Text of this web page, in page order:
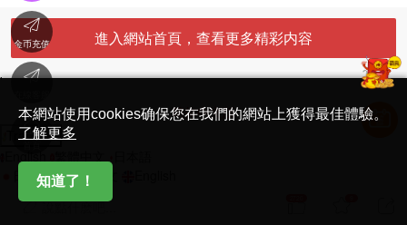
進入網站首頁，查看更多精彩内容
'
简体中文版
Translate
日本語
繁體中文
本網站使用cookies确保您在我們的網站上獲得最佳體驗。
了解更多
知道了！

金币充值


說點什麽吧...